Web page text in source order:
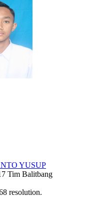
YUSUP
Tim Balitbang
resolution.